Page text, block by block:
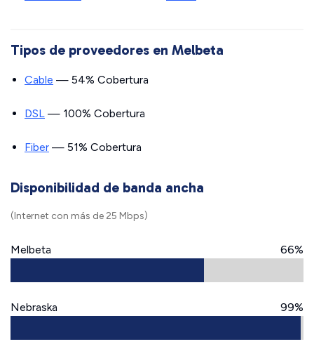
Tipos de proveedores en Melbeta
Cable — 54% Cobertura
DSL — 100% Cobertura
Fiber — 51% Cobertura
Disponibilidad de banda ancha
(Internet con más de 25 Mbps)
Melbeta 66%
Nebraska 99%